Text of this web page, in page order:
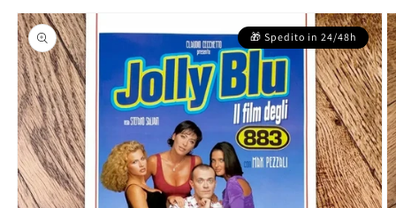
Passa alle
informazioni
sul prodotto